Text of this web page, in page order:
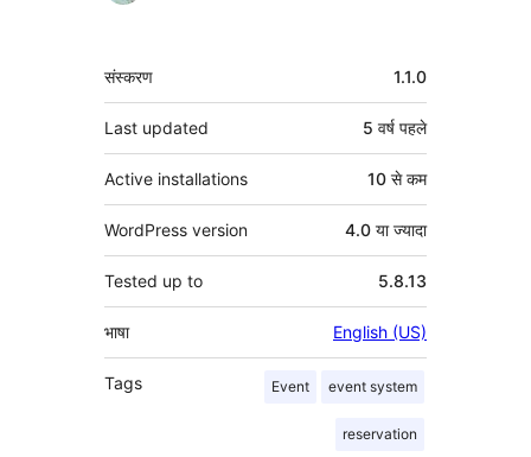
मेटा
संस्करण 1.1.0
Last updated 5 वर्ष पहले
Active installations 10 से कम
WordPress version 4.0 या ज्यादा
Tested up to 5.8.13
भाषा English (US)
Tags Event event system
reservation